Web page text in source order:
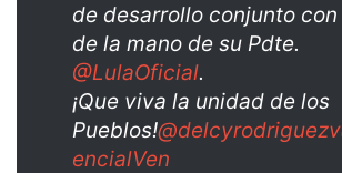
de desarrollo conjunto con
de la mano de su Pdte.
@LulaOficial.
¡Que viva la unidad de los
Pueblos!@delcyrodriguezv
encialVen